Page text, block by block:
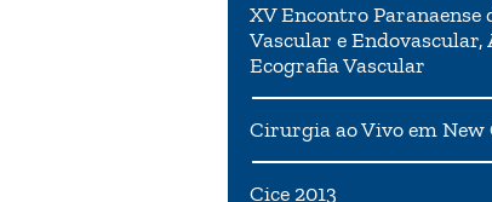
XV Encontro
Vascular e Endovascular,
Ecografia Vascular
Cirurgia ao Vivo em New
Cice 2013